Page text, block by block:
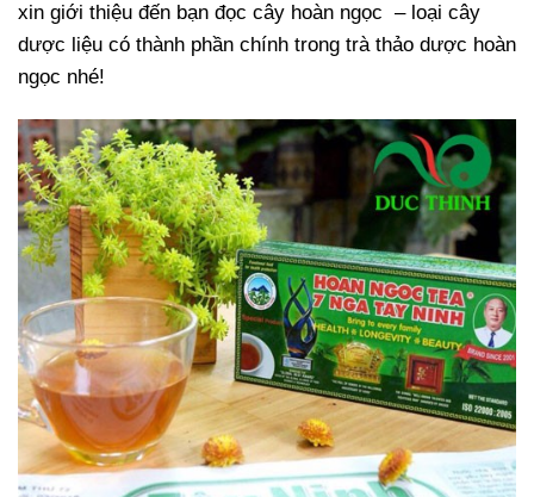
xin giới thiệu đến bạn đọc cây hoàn ngọc – loại cây
dược liệu có thành phần chính trong trà thảo dược hoàn
ngọc nhé!